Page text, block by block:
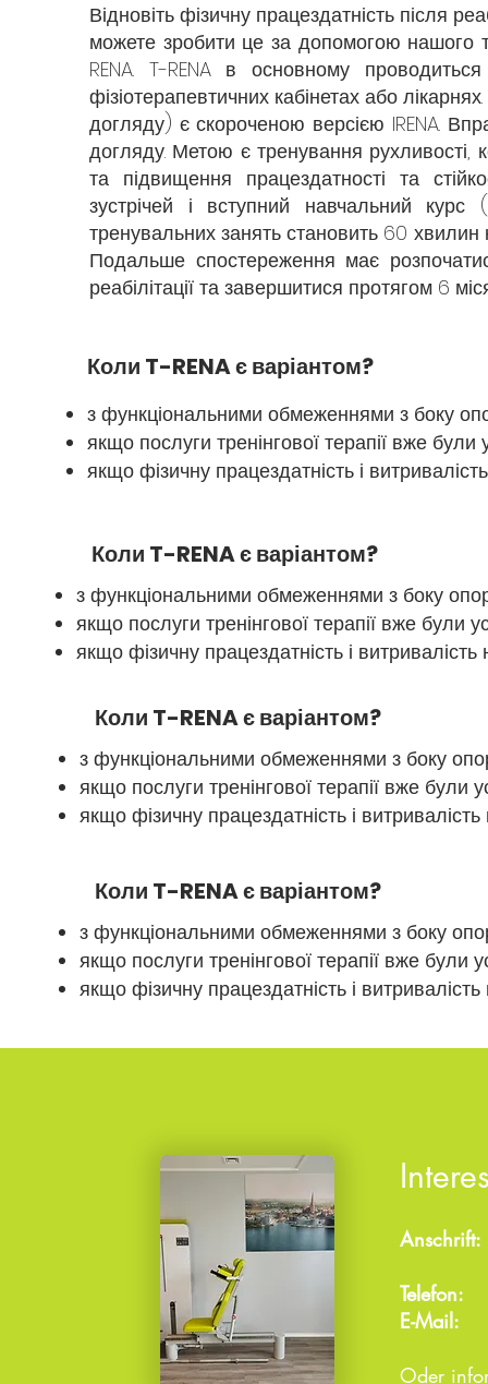
Відновіть фізичну працездатність після
можете зробити це за допомогою нашого
RENA. T-RENA в основному
фізіотерапевтичних кабінетах або
догляду) є скороченою версією IRENA.
догляду. Метою є тренування рухливості,
та підвищення працездатності та
зустрічей і вступний навчальний курс
тренувальних занять становить 60 хвилин
Подальше спостереження має
реабілітації та завершитися протягом 6
Коли T-RENA є варіантом?
з функціональними обмеженнями з боку
якщо послуги тренінгової терапії вже були
якщо фізичну працездатність і
Коли T-RENA є варіантом?
з функціональними обмеженнями з боку
якщо послуги тренінгової терапії вже були
якщо фізичну працездатність і
Коли T-RENA є варіантом?
з функціональними обмеженнями з боку
якщо послуги тренінгової терапії вже були
якщо фізичну працездатність і
Коли T-RENA є варіантом?
з функціональними обмеженнями з боку
якщо послуги тренінгової терапії вже були
якщо фізичну працездатність і
Anschrift:
Telefon:
E-
Oder